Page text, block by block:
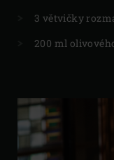
3 větvičky
200 ml